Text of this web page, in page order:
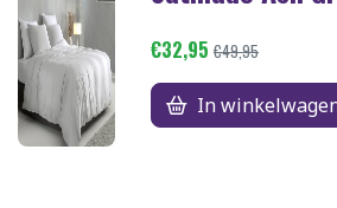
€32,95 €49,95
In